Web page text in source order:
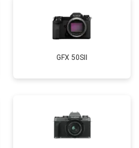
GFX 50SII